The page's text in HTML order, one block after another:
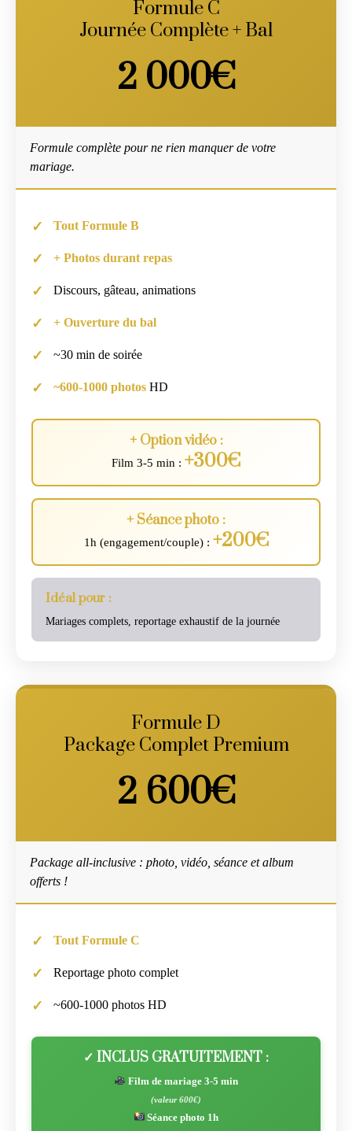
Formule C
Journée Complète + Bal
2 000€
Formule complète pour ne rien manquer de votre
mariage.
Tout Formule B
+ Photos durant repas
Discours, gâteau, animations
+ Ouverture du bal
~30 min de soirée
~600-1000 photos HD
+ Option vidéo :
Film 3-5 min : +300€
+ Séance photo :
1h (engagement/couple) : +200€
Idéal pour :
Mariages complets, reportage exhaustif de la journée
Formule D
Package Complet Premium
2 600€
Package all-inclusive : photo, vidéo, séance et album
offerts !
Tout Formule C
Reportage photo complet
~600-1000 photos HD
✓ INCLUS GRATUITEMENT :
Film de mariage 3-5 min
(valeur 600€)
Séance photo 1h